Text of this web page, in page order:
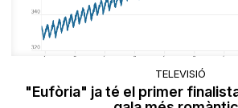
TELEVISIÓ
"Eufòria" ja té el primer